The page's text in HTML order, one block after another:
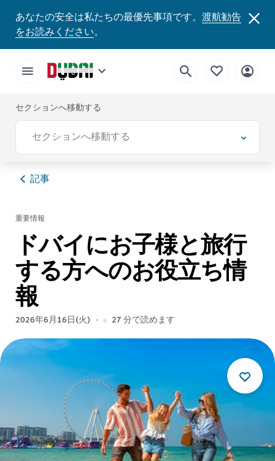
あなたの安全は私たちの最優先事項です。 渡航勧告
をお読みください。
セクションへ移動する
セクションへ移動する
記事
重要情報
ドバイにお子様と旅行
する方へのお役立ち情
報
2026年6月16日(火) 27分で読めます